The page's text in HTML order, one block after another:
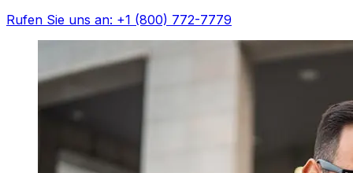
Rufen Sie uns an: +1 (800) 772-7779